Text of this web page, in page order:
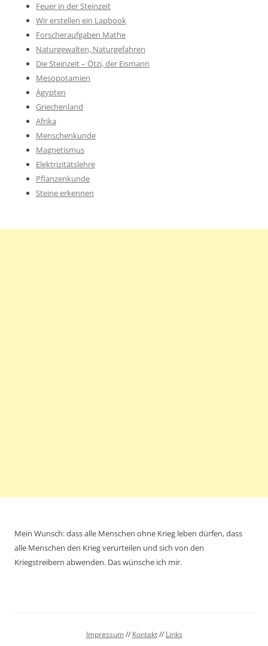
Feuer in der Steinzeit
Wir erstellen ein Lapbook
Forscheraufgaben Mathe
Naturgewalten, Naturgefahren
Die Steinzeit – Ötzi, der Eismann
Mesopotamien
Ägypten
Griechenland
Afrika
Menschenkunde
Magnetismus
Elektrizitätslehre
Pflanzenkunde
Steine erkennen
Mein Wunsch: dass alle Menschen ohne Krieg leben dürfen, dass
alle Menschen den Krieg verurteilen und sich von den
Kriegstreibern abwenden. Das wünsche ich mir.
Impressum // Kontakt// Links